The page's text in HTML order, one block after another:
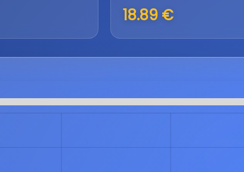
18.89 €